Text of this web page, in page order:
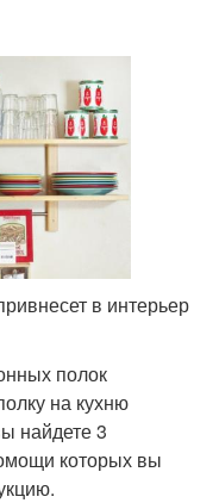
в интерьер
полок
на кухню
найдете 3
которых вы